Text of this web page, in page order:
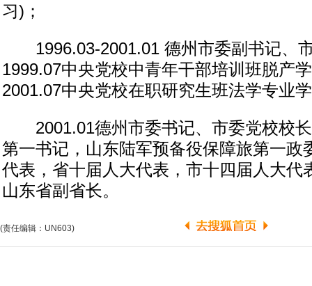
习)；
1996.03-2001.01 德州市委副书记、
1999.07中央党校中青年干部培训班脱产
2001.07中央党校在职研究生班法学专业
2001.01德州市委书记、市委党校校长
第一书记，山东陆军预备役保障旅第一政
代表，省十届人大代表，市十四届人大代
山东省副省长。
(责任编辑：UN603)